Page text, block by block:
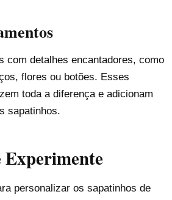
com detalhes encantadores, como
flores ou botões. Esses
toda a diferença e adicionam
sapatinhos.
Experimente
personalizar os sapatinhos de